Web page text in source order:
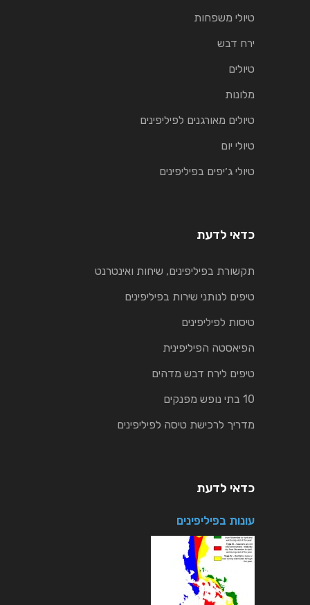
טיולי משפחות
ירח דבש
טיולים
מלונות
טיולים מאורגנים לפיליפינים
טיולי יום
טיולי ג׳יפים בפיליפינים
כדאי לדעת
תקשורת בפיליפינים, שיחות ואינטרנט
טיפים לנותני שירות בפיליפינים
טיסות לפיליפינים
הפיאסטה הפיליפינית
טיפים לירח דבש מדהים
10 בתי נופש מפנקים
מדריך לרכישת טיסה לפיליפינים
כדאי לדעת
עונות בפיליפינים